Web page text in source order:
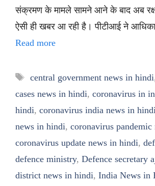
संक्रमण के मामले सामने आने के बाद अब
ऐसी ही खबर आ रही है। पीटीआई ने
Read more
Tags
central government news in hindi
cases news in hindi, coronavirus in
hindi, coronavirus india news in
news in hindi, coronavirus
coronavirus update news in hindi,
defence ministry, Defence secretary
district news in hindi, India News in